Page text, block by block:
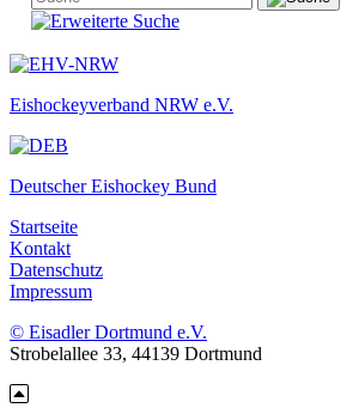
Eishockeyverband NRW e.V.
Deutscher Eishockey Bund
Startseite
Kontakt
Datenschutz
Impressum
© Eisadler Dortmund e.V.
Strobelallee 33, 44139 Dortmund